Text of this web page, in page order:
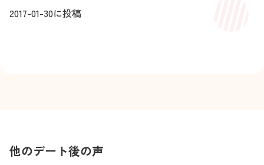
2017-01-30に投稿
他のデート後の声